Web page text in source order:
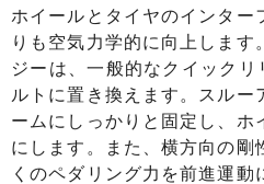
ホイールとタイヤのインター
りも空気力学的に向上します
ジーは、一般的なクイック
ルトに置き換えます。スルー
ームにしっかりと固定し、ホ
にします。また、横方向の剛
くのペダリング力を前進運動